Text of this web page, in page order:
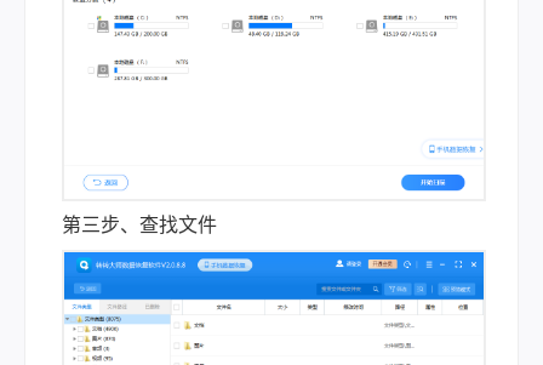
第三步、查找文件